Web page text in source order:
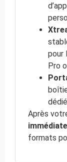
pour
Pro
Après
formats